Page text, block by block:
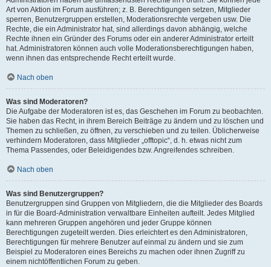
Art von Aktion im Forum ausführen; z. B. Berechtigungen setzen, Mitglieder
sperren, Benutzergruppen erstellen, Moderationsrechte vergeben usw. Die
Rechte, die ein Administrator hat, sind allerdings davon abhängig, welche
Rechte ihnen ein Gründer des Forums oder ein anderer Administrator erteilt
hat. Administratoren können auch volle Moderationsberechtigungen haben,
wenn ihnen das entsprechende Recht erteilt wurde.
Nach oben
Was sind Moderatoren?
Die Aufgabe der Moderatoren ist es, das Geschehen im Forum zu beobachten.
Sie haben das Recht, in ihrem Bereich Beiträge zu ändern und zu löschen und
Themen zu schließen, zu öffnen, zu verschieben und zu teilen. Üblicherweise
verhindern Moderatoren, dass Mitglieder „offtopic“, d. h. etwas nicht zum
Thema Passendes, oder Beleidigendes bzw. Angreifendes schreiben.
Nach oben
Was sind Benutzergruppen?
Benutzergruppen sind Gruppen von Mitgliedern, die die Mitglieder des Boards
in für die Board-Administration verwaltbare Einheiten aufteilt. Jedes Mitglied
kann mehreren Gruppen angehören und jeder Gruppe können
Berechtigungen zugeteilt werden. Dies erleichtert es den Administratoren,
Berechtigungen für mehrere Benutzer auf einmal zu ändern und sie zum
Beispiel zu Moderatoren eines Bereichs zu machen oder ihnen Zugriff zu
einem nichtöffentlichen Forum zu geben.